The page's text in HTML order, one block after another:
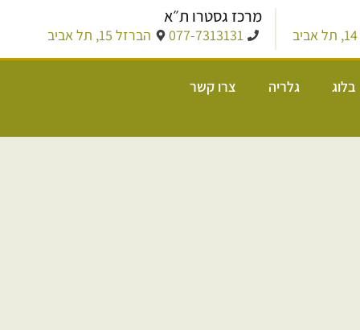
מרכז גסטרו ת״א
077-7313131 הברזל 15, תל אביב
בלוג גלריה צרו קשר